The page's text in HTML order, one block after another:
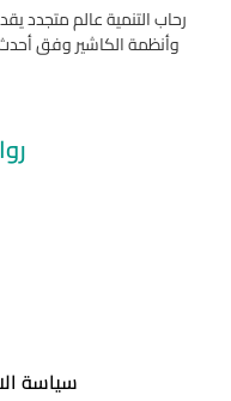
رحاب التنمية عالم متجدد
وأنظمة الكاشير وفق أحدث
سياسة